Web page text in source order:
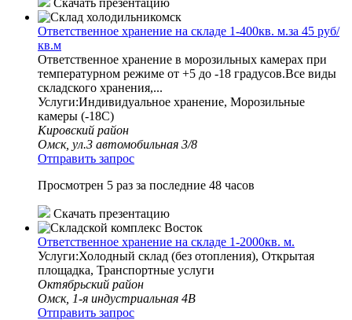
Ответственное хранение на складе 1-400кв. м.за 45 руб/
кв.м
Ответственное хранение в морозильных камерах при
температурном режиме от +5 до -18 градусов.Все виды
складского хранения,...
Услуги:Индивидуальное хранение, Морозильные
камеры (-18С)
Кировский район
Омск, ул.3 автомобильная 3/8
Отправить запрос
Просмотрен 5 раз за последние 48 часов
Скачать презентацию
Ответственное хранение на складе 1-2000кв. м.
Услуги:Холодный склад (без отопления), Открытая
площадка, Транспортные услуги
Октябрьский район
Омск, 1-я индустриальная 4В
Отправить запрос